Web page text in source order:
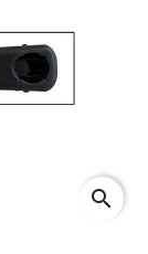
search